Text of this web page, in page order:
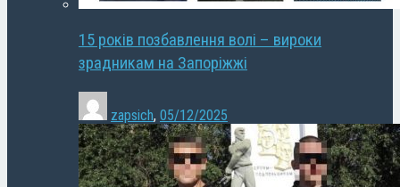
15 років позбавлення волі – вироки
зрадникам на Запоріжжі
zapsich, 05/12/2025